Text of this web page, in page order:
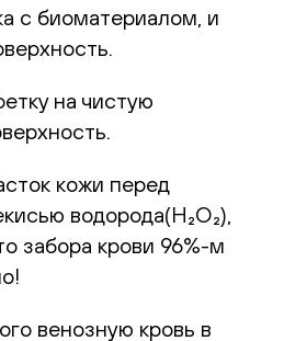
с биоматериалом, и
на чистую
кожи перед
водорода(H₂O₂),
забора крови 96%-м
венозную кровь в